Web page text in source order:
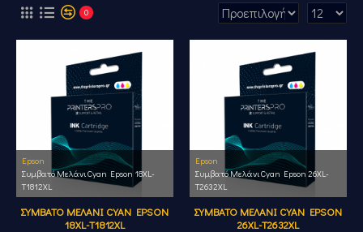
0
Epson
Συμβατό Μελάνι Cyan Epson 18XL-
T1812XL
ΣΥΜΒΑΤΌ ΜΕΛΆΝΙ CYAN EPSON
18XL-T1812XL
Epson
Συμβατό Μελάνι Cyan Epson 26XL-
T2632XL
ΣΥΜΒΑΤΌ ΜΕΛΆΝΙ CYAN EPSON
26XL-T2632XL